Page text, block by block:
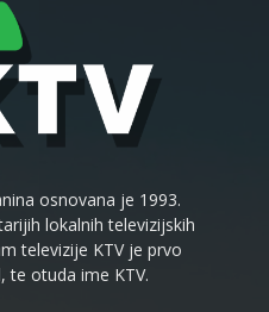
osnovana je 1993.
lokalnih televizijskih
televizije KTV je prvo
te otuda ime KTV.